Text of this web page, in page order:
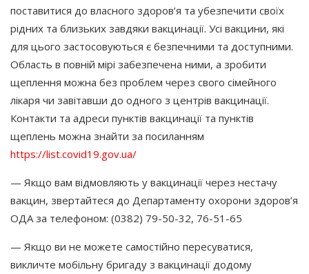
поставитися до власного здоров’я та убезпечити своїх
рідних та близьких завдяки вакцинації. Усі вакцини, які
для цього застосовуються є безпечними та доступними.
Область в повній мірі забезпечена ними, а зробити
щеплення можна без проблем через свого сімейного
лікаря чи завітавши до одного з центрів вакцинації.
Контакти та адреси пунктів вакцинації та пунктів
щеплень можна знайти за посиланням
https://list.covid19.gov.ua/
— Якщо вам відмовляють у вакцинації через нестачу
вакцин, звертайтеся до Департаменту охорони здоров’я
ОДА за телефоном: (0382) 79-50-32, 76-51-65
— Якщо ви не можете самостійно пересуватися,
викличте мобільну бригаду з вакцинації додому